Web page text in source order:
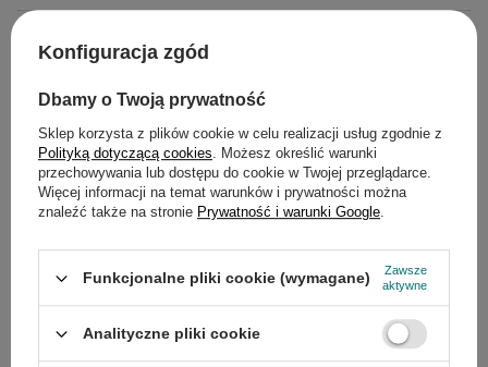
Gwarancja
Opinie (0)
Potrzebujesz pomocy? Masz pytania?
Zadaj pytanie a my odpowiemy
niezwłocznie, najciekawsze pytania i
odpowiedzi publikując dla innych.
Zadaj pytanie
Konfiguracja zgód
Dbamy o Twoją prywatność
Sklep korzysta z plików cookie w celu realizacji usług zgodnie z
Polityką dotyczącą cookies. Możesz określić warunki
przechowywania lub dostępu do cookie w Twojej przeglądarce.
Więcej informacji na temat warunków i prywatności można
znaleźć także na stronie Prywatność i warunki Google.
Funkcjonalne pliki cookie (wymagane)
Zawsze
aktywne
Analityczne pliki cookie